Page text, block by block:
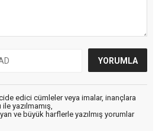
edici cümleler veya imalar, inançlara
ile yazılmamış,
ve büyük harflerle yazılmış yorumlar